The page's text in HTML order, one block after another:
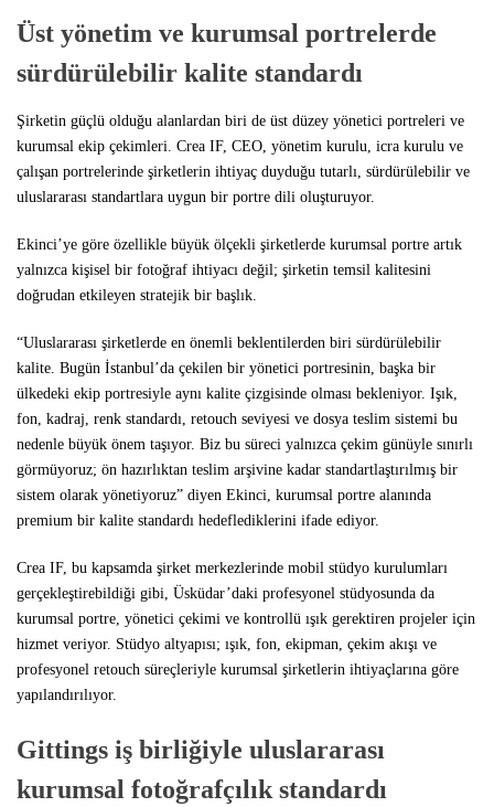
Üst yönetim ve kurumsal portrelerde
sürdürülebilir kalite standardı
Şirketin güçlü olduğu alanlardan biri de üst düzey yönetici portreleri ve
kurumsal ekip çekimleri. Crea IF, CEO, yönetim kurulu, icra kurulu ve
çalışan portrelerinde şirketlerin ihtiyaç duyduğu tutarlı, sürdürülebilir ve
uluslararası standartlara uygun bir portre dili oluşturuyor.
Ekinci’ye göre özellikle büyük ölçekli şirketlerde kurumsal portre artık
yalnızca kişisel bir fotoğraf ihtiyacı değil; şirketin temsil kalitesini
doğrudan etkileyen stratejik bir başlık.
“Uluslararası şirketlerde en önemli beklentilerden biri sürdürülebilir
kalite. Bugün İstanbul’da çekilen bir yönetici portresinin, başka bir
ülkedeki ekip portresiyle aynı kalite çizgisinde olması bekleniyor. Işık,
fon, kadraj, renk standardı, retouch seviyesi ve dosya teslim sistemi bu
nedenle büyük önem taşıyor. Biz bu süreci yalnızca çekim günüyle sınırlı
görmüyoruz; ön hazırlıktan teslim arşivine kadar standartlaştırılmış bir
sistem olarak yönetiyoruz” diyen Ekinci, kurumsal portre alanında
premium bir kalite standardı hedeflediklerini ifade ediyor.
Crea IF, bu kapsamda şirket merkezlerinde mobil stüdyo kurulumları
gerçekleştirebildiği gibi, Üsküdar’daki profesyonel stüdyosunda da
kurumsal portre, yönetici çekimi ve kontrollü ışık gerektiren projeler için
hizmet veriyor. Stüdyo altyapısı; ışık, fon, ekipman, çekim akışı ve
profesyonel retouch süreçleriyle kurumsal şirketlerin ihtiyaçlarına göre
yapılandırılıyor.
Gittings iş birliğiyle uluslararası
kurumsal fotoğrafçılık standardı